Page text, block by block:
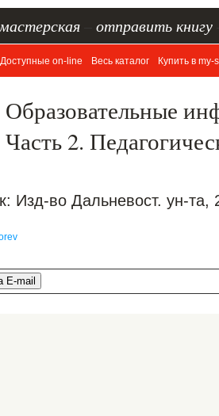
мастерская отправить книгу
Доступные on-line Весь каталог Купить в my-
2.
Изд-во Дальневост. ун-та,